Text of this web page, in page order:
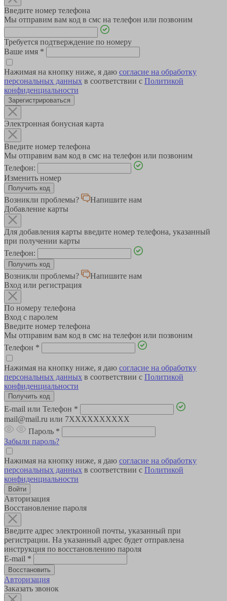
Введите номер телефона
Мы отправим вам код в смс на телефон или позвоним
Требуется подтверждение по номеру
Ваше имя *
Нажимая на кнопку ниже, я даю согласие на обработку
персональных данных в соответствии с Политикой
конфиденциальности
Зарегистрироваться
Электронная бонусная карта
Введите номер телефона
Мы отправим вам код в смс на телефон или позвоним
Телефон:
Изменить номер
Возникли проблемы?
Напишите нам
Добавление карты
Для добавления карты введите номер телефона, указанный
при получении карты
Телефон:
Возникли проблемы?
Напишите нам
Вход или регистрация
По номеру телефона
Вход с паролем
Введите номер телефона
Мы отправим вам код в смс на телефон или позвоним
Телефон *
Нажимая на кнопку ниже, я даю согласие на обработку
персональных данных в соответствии с Политикой
конфиденциальности
E-mail или Телефон *
mail@mail.ru или 7XXXXXXXXXX
Пароль *
Забыли пароль?
Нажимая на кнопку ниже, я даю согласие на обработку
персональных данных в соответствии с Политикой
конфиденциальности
Авторизация
Восстановление пароля
Введите адрес электронной почты, указанный при
регистрации. На указанный адрес будет отправлена
инструкция по восстановлению пароля
E-mail *
Авторизация
Заказать звонок